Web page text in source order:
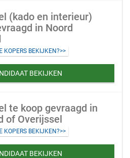
(kado en interieur)
in Noord
KOPERS BEKIJKEN?>>
BEKIJKEN
te koop gevraagd in
of Overijssel
KOPERS BEKIJKEN?>>
BEKIJKEN